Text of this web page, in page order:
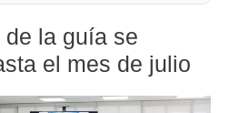
la guía se
el mes de julio